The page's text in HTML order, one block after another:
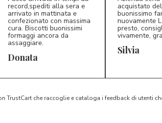
D*
record,spediti alla sera e
arrivato in mattinata e
confezionato con massima
cura. Biscotti buonissimi
formaggi ancora da
assaggiare.
Donata S*
acquistato
buonissimo
nuovamente
presto,
vivamente,
Silvia
TrustCart che raccoglie e cataloga i feedback di utenti